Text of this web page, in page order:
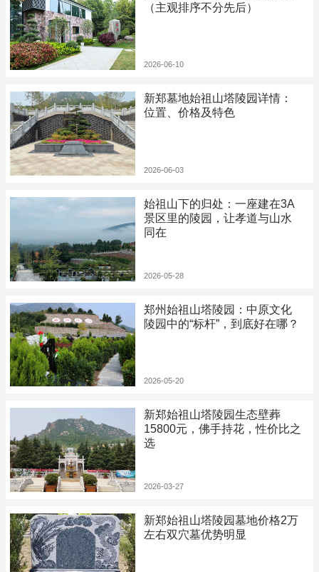
（主观排序不分先后）
2026-06-10
新郑墓地始祖山塔陵园详情：
位置、价格及特色
2026-06-03
始祖山下的归处：一座建在3A
景区里的陵园，让孝道与山水
同在
2026-05-28
郑州始祖山塔陵园：中原文化
陵园中的“标杆”，到底好在哪？
2026-05-20
新郑始祖山塔陵园生态壁葬
15800元，佛手持花，性价比之
选
2026-03-27
新郑始祖山塔陵园墓地价格2万
左右双穴墓优势明显